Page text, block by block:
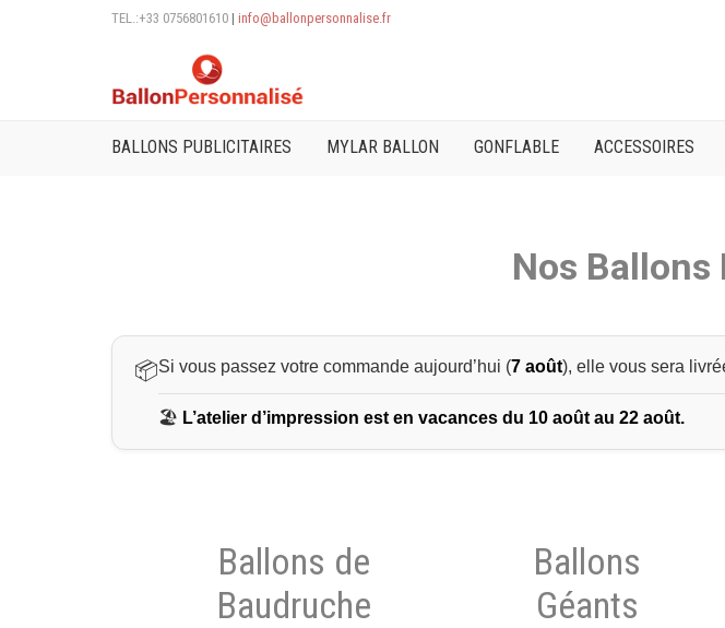
TEL.:+33 0756801610 | info@ballonpersonnalise.fr
BALLONS PUBLICITAIRES MYLAR BALLON GONFLABLE ACCESSOIRES
Nos Ballons
📦Si vous passez votre commande aujourd’hui (7 août), elle vous sera
🏖️ L’atelier d’impression est en vacances du 10 août au 22 août.
Ballons de
Baudruche
Ballons
Géants